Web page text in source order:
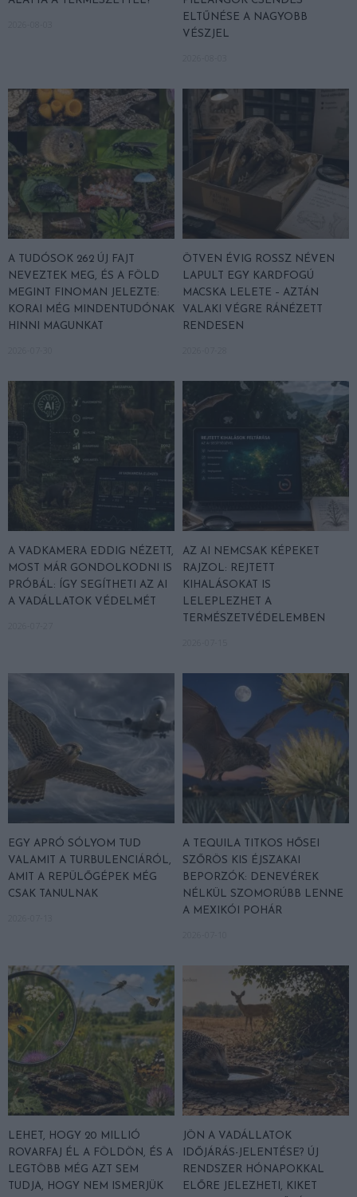
ELTŰNÉSE A NAGYOBB
VÉSZJEL
A TUDÓSOK 262 ÚJ FAJT
NEVEZTEK MEG, ÉS A FÖLD
MEGINT FINOMAN JELEZTE:
KORAI MÉG MINDENTUDÓNAK
HINNI MAGUNKAT
ÖTVEN ÉVIG ROSSZ NÉVEN
LAPULT EGY KARDFOGÚ
MACSKA LELETE – AZTÁN
VALAKI VÉGRE RÁNÉZETT
RENDESEN
A VADKAMERA EDDIG NÉZETT,
MOST MÁR GONDOLKODNI IS
PRÓBÁL: ÍGY SEGÍTHETI AZ AI
A VADÁLLATOK VÉDELMÉT
AZ AI NEMCSAK KÉPEKET
RAJZOL: REJTETT
KIHALÁSOKAT IS
LELEPLEZHET A
TERMÉSZETVÉDELEMBEN
EGY APRÓ SÓLYOM TUD
VALAMIT A TURBULENCIÁRÓL,
AMIT A REPÜLŐGÉPEK MÉG
CSAK TANULNAK
A TEQUILA TITKOS HŐSEI
SZŐRÖS KIS ÉJSZAKAI
BEPORZÓK: DENEVÉREK
NÉLKÜL SZOMORÚBB LENNE
A MEXIKÓI POHÁR
LEHET, HOGY 20 MILLIÓ
ROVARFAJ ÉL A FÖLDÖN, ÉS A
LEGTÖBB MÉG AZT SEM
TUDJA, HOGY NEM ISMERJÜK
JÖN A VADÁLLATOK
IDŐJÁRÁS-JELENTÉSE? ÚJ
RENDSZER HÓNAPOKKAL
ELŐRE JELEZHETI, KIKET